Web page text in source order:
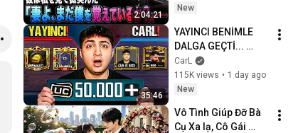
2:04:21
呼んでいた。十七年
室へ入ると、彼は私
を見て微笑んだ。
「妻よ、まだ僕を覚
えているか？」――
New
35:46
YAYINCI BENİMLE
DALGA GEÇTİ...
50.000 UC İDDİALI
VS ATTIK! | PUBG
Mobile
CarL
115K views • 1 day ago
New
Vô Tình Giúp Đỡ Bà
Cụ Xa lạ, Cô Gái